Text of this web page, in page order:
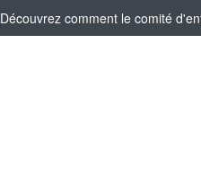
Découvrez comment le comité